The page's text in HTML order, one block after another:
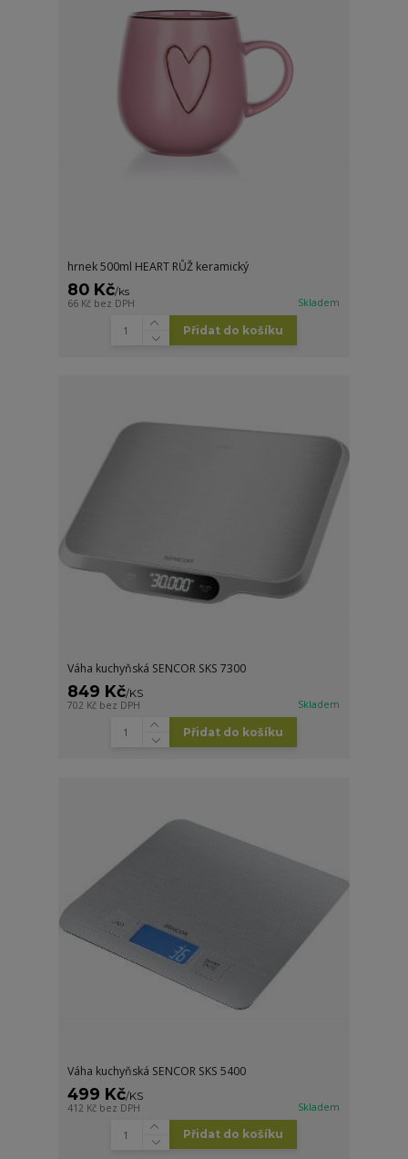
hrnek 500ml HEART RŮŽ keramický
80 Kč/ks
66 Kč bez DPH Skladem
Přidat do košíku
Váha kuchyňská SENCOR SKS 7300
849 Kč/KS
702 Kč bez DPH Skladem
Přidat do košíku
Váha kuchyňská SENCOR SKS 5400
499 Kč/KS
412 Kč bez DPH Skladem
Přidat do košíku